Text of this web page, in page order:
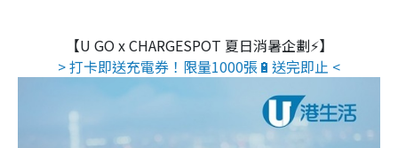
【U GO x CHARGESPOT 夏日消暑企劃⚡】
> 打卡即送充電券！限量1000張🔋送完即止 <